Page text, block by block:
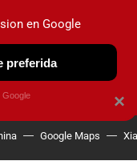
OBSERVATORIO
Google Maps
×
en Google
preferida
Google